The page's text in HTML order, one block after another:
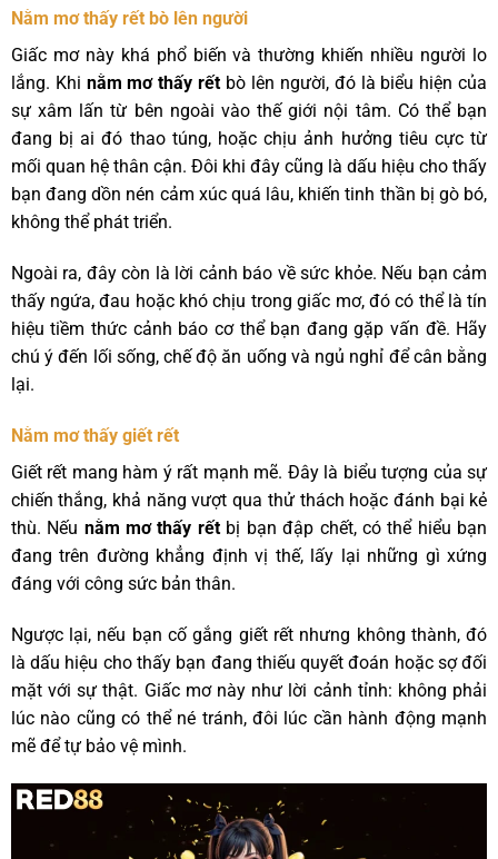
Nằm mơ thấy rết bò lên người
Giấc mơ này khá phổ biến và thường khiến nhiều người lo
lắng. Khi nằm mơ thấy rết bò lên người, đó là biểu hiện của
sự xâm lấn từ bên ngoài vào thế giới nội tâm. Có thể bạn
đang bị ai đó thao túng, hoặc chịu ảnh hưởng tiêu cực từ
mối quan hệ thân cận. Đôi khi đây cũng là dấu hiệu cho thấy
bạn đang dồn nén cảm xúc quá lâu, khiến tinh thần bị gò bó,
không thể phát triển.
Ngoài ra, đây còn là lời cảnh báo về sức khỏe. Nếu bạn cảm
thấy ngứa, đau hoặc khó chịu trong giấc mơ, đó có thể là tín
hiệu tiềm thức cảnh báo cơ thể bạn đang gặp vấn đề. Hãy
chú ý đến lối sống, chế độ ăn uống và ngủ nghỉ để cân bằng
lại.
Nằm mơ thấy giết rết
Giết rết mang hàm ý rất mạnh mẽ. Đây là biểu tượng của sự
chiến thắng, khả năng vượt qua thử thách hoặc đánh bại kẻ
thù. Nếu nằm mơ thấy rếtbị bạn đập chết, có thể hiểu bạn
đang trên đường khẳng định vị thế, lấy lại những gì xứng
đáng với công sức bản thân.
Ngược lại, nếu bạn cố gắng giết rết nhưng không thành, đó
là dấu hiệu cho thấy bạn đang thiếu quyết đoán hoặc sợ đối
mặt với sự thật. Giấc mơ này như lời cảnh tỉnh: không phải
lúc nào cũng có thể né tránh, đôi lúc cần hành động mạnh
mẽ để tự bảo vệ mình.